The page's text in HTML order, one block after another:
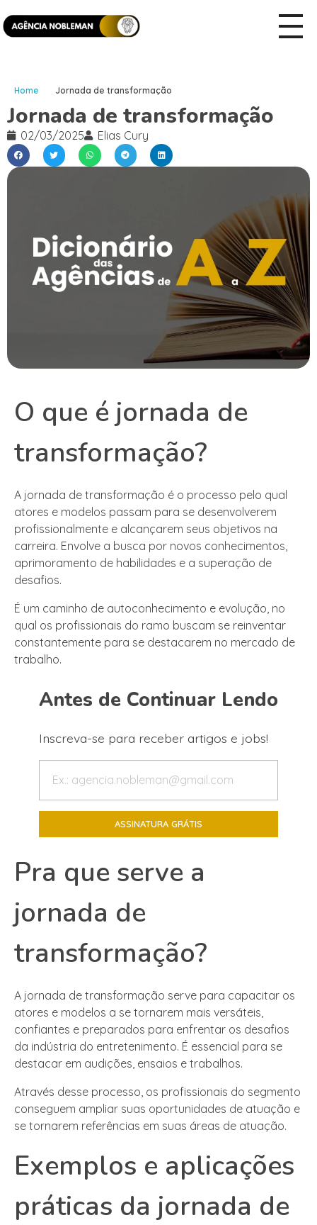
Home Jornada de transformação
Jornada de transformação
02/03/2025 Elias Cury
O que é jornada de
transformação?
A jornada de transformação é o processo pelo qual
atores e modelos passam para se desenvolverem
profissionalmente e alcançarem seus objetivos na
carreira. Envolve a busca por novos conhecimentos,
aprimoramento de habilidades e a superação de
desafios.
É um caminho de autoconhecimento e evolução, no
qual os profissionais do ramo buscam se reinventar
constantemente para se destacarem no mercado de
trabalho.
Antes de Continuar Lendo
Inscreva-se para receber artigos e jobs!
Pra que serve a
jornada de
transformação?
A jornada de transformação serve para capacitar os
atores e modelos a se tornarem mais versáteis,
confiantes e preparados para enfrentar os desafios
da indústria do entretenimento. É essencial para se
destacar em audições, ensaios e trabalhos.
Através desse processo, os profissionais do segmento
conseguem ampliar suas oportunidades de atuação e
se tornarem referências em suas áreas de atuação.
Exemplos e aplicações
práticas da jornada de